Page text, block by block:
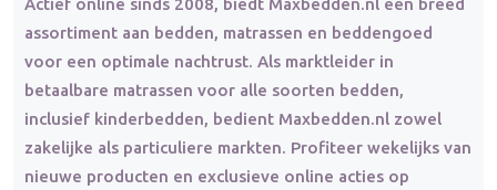
Actief online sinds 2008, biedt Maxbedden.nl een breed
assortiment aan bedden, matrassen en beddengoed
voor een optimale nachtrust. Als marktleider in
betaalbare matrassen voor alle soorten bedden,
inclusief kinderbedden, bedient Maxbedden.nl zowel
zakelijke als particuliere markten. Profiteer wekelijks van
nieuwe producten en exclusieve online acties op